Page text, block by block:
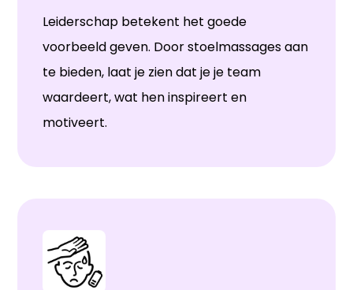
Leiderschap betekent het goede
voorbeeld geven. Door stoelmassages aan
te bieden, laat je zien dat je je team
waardeert, wat hen inspireert en
motiveert.